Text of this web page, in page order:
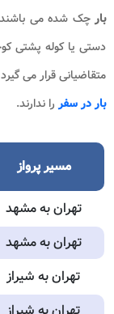
بارچک شده می
دستی یا کوله پشتی
متقاضیانی قرار می
بار در سفر را ندارند.
مسیر پرواز
تهران به مشهد
تهران به مشهد
تهران به شیراز